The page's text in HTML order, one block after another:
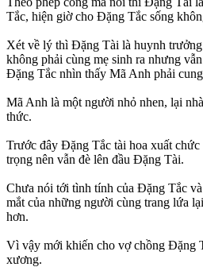
Tắc, hiện giờ cho Đặng Tắc sống
Xét về lý thì Đặng Tài là huynh
không phải cùng mẹ sinh ra nhưng
Đặng Tắc nhìn thấy Mã Anh phải
Mã Anh là một người nhỏ nhen, lại
thức.
Trước đây Đặng Tắc tài hoa xuất
trọng nên vẫn đè lên đầu Đặng Tài.
Chưa nói tới tình tính của Đặng Tắc
mắt của những người cùng trang lứa
hơn.
Vì vậy mới khiến cho vợ chồng Đặng
xương.